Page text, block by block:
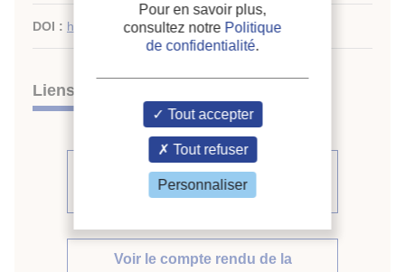
DOI : http://dx.doi.org/10.18462/iir.icr.2019.0570
Liens
Voir d'autres communications du
même compte rendu (632)
Voir le compte rendu de la
Pour en savoir plus,
consultez notre Politique
de confidentialité.
Tout accepter
Tout refuser
Personnaliser